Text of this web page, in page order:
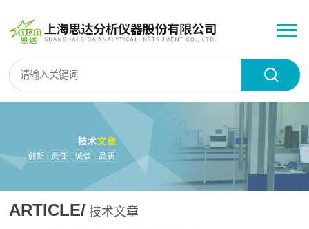
ARTICLE/ 技术文章